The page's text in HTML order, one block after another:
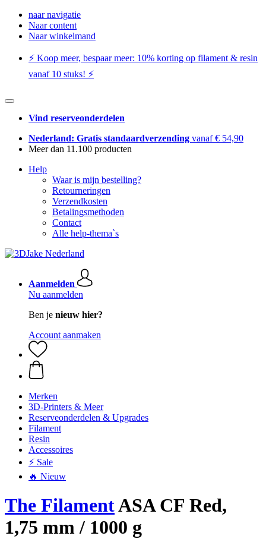
naar navigatie
Naar content
Naar winkelmand
⚡️ Koop meer, bespaar meer: ​​10% korting op filament & resin
vanaf 10 stuks! ⚡️
Vind reserveonderdelen
Nederland: Gratis standaardverzending vanaf € 54,90
Meer dan 11.100 producten
Help
Waar is mijn bestelling?
Retourneringen
Verzendkosten
Betalingsmethoden
Contact
Alle help-thema`s
Aanmelden
Nu aanmelden
Ben je nieuw hier?
Account aanmaken
Merken
3D-Printers & Meer
Reserveonderdelen & Upgrades
Filament
Resin
Accessoires
⚡ Sale
🔥 Nieuw
The FilamentASA CF Red,
1,75 mm / 1000 g